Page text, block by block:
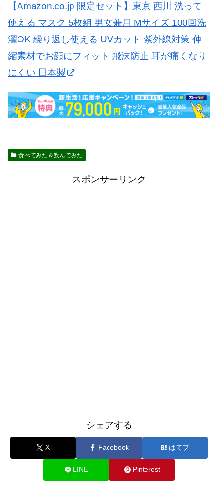
【Amazon.co.jp 限定セット】東京 西川 洗って
使える マスク 5枚組 男女兼用 Mサイズ 100回洗
濯OK 繰り返し使える UVカット 紫外線対策 伸
縮素材でお顔にフィット 飛沫防止 耳が痛くなり
にくい 日本製
食べてみた＆飲んでみた
スポンサーリンク
シェアする
X Facebook はてブ
LINE Pinterest